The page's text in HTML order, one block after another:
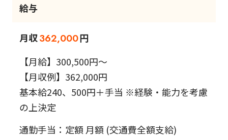
給与
月収362,000円
【月給】300,500円～
【月収例】362,000円
基本給240、500円＋手当 ※経験・能力を考慮
の上決定
通勤手当：定額 月額 (交通費全額支給)